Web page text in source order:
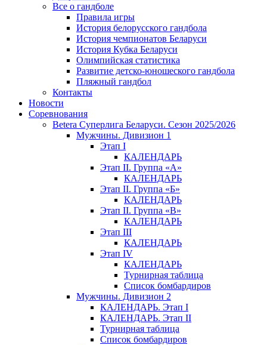
Все о гандболе
Правила игры
История белорусского гандбола
История чемпионатов Беларуси
История Кубка Беларуси
Олимпийская статистика
Развитие детско-юношеского гандбола
Пляжный гандбол
Контакты
Новости
Соревнования
Betera Суперлига Беларуси. Сезон 2025/2026
Мужчины. Дивизион 1
Этап I
КАЛЕНДАРЬ
Этап II. Группа «А»
КАЛЕНДАРЬ
Этап II. Группа «Б»
КАЛЕНДАРЬ
Этап II. Группа «В»
КАЛЕНДАРЬ
Этап III
КАЛЕНДАРЬ
Этап IV
КАЛЕНДАРЬ
Турнирная таблица
Список бомбардиров
Мужчины. Дивизион 2
КАЛЕНДАРЬ. Этап I
КАЛЕНДАРЬ. Этап II
Турнирная таблица
Список бомбардиров